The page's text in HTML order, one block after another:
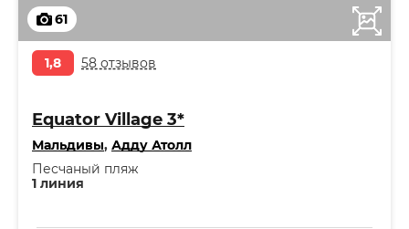
61
1,8 58 отзывов
Equator Village 3*
Мальдивы, Адду Атолл
1 линия
Песчаный пляж